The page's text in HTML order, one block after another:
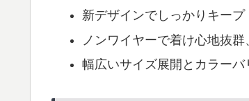
新デザインでしっかりキー
ノンワイヤーで着け心地抜
幅広いサイズ展開とカラー